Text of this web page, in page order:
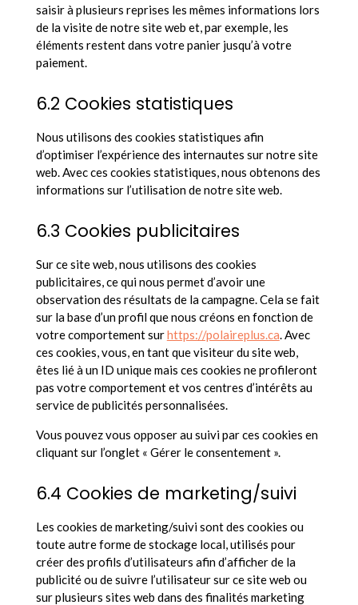
saisir à plusieurs reprises les mêmes informations lors
de la visite de notre site web et, par exemple, les
éléments restent dans votre panier jusqu’à votre
paiement.
6.2 Cookies statistiques
Nous utilisons des cookies statistiques afin
d’optimiser l’expérience des internautes sur notre site
web. Avec ces cookies statistiques, nous obtenons des
informations sur l’utilisation de notre site web.
6.3 Cookies publicitaires
Sur ce site web, nous utilisons des cookies
publicitaires, ce qui nous permet d’avoir une
observation des résultats de la campagne. Cela se fait
sur la base d’un profil que nous créons en fonction de
votre comportement surhttps://polaireplus.ca. Avec
ces cookies, vous, en tant que visiteur du site web,
êtes lié à un ID unique mais ces cookies ne profileront
pas votre comportement et vos centres d’intérêts au
service de publicités personnalisées.
Vous pouvez vous opposer au suivi par ces cookies en
cliquant sur l’onglet « Gérer le consentement ».
6.4 Cookies de marketing/suivi
Les cookies de marketing/suivi sont des cookies ou
toute autre forme de stockage local, utilisés pour
créer des profils d’utilisateurs afin d’afficher de la
publicité ou de suivre l’utilisateur sur ce site web ou
sur plusieurs sites web dans des finalités marketing